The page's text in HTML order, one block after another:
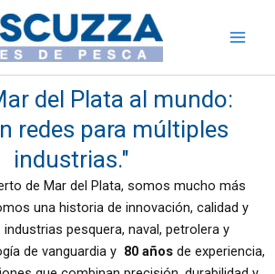
del Plata al mundo:
redes para múltiples
industrias."
de Mar del Plata, somos mucho más
una historia de innovación, calidad y
pesquera, naval, petrolera y
de vanguardia y 80 años de experiencia,